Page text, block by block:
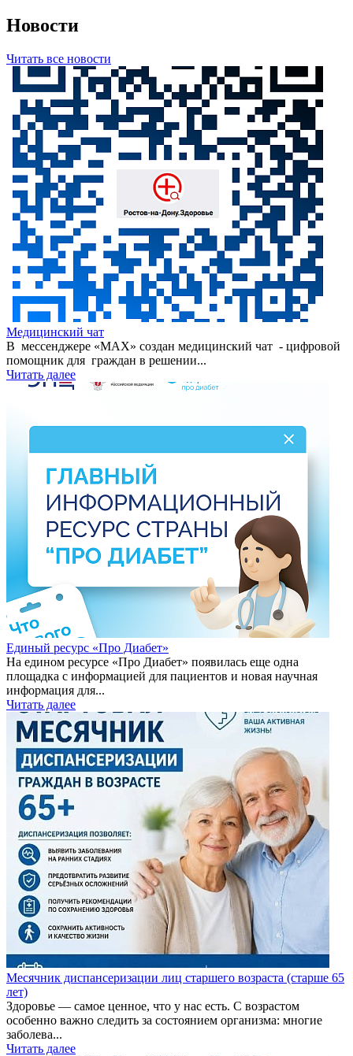
Новости
Читать все новости
Медицинский чат
В мессенджере «МАХ» создан медицинский чат - цифровой
помощник для граждан в решении...
Читать далее
Единый ресурс «Про Диабет»
На едином ресурсе «Про Диабет» появилась еще одна
площадка с информацией для пациентов и новая научная
информация для...
Читать далее
Месячник диспансеризации лиц старшего возраста (старше 65
лет)
Здоровье — самое ценное, что у нас есть. С возрастом
особенно важно следить за состоянием организма: многие
заболева...
Читать далее